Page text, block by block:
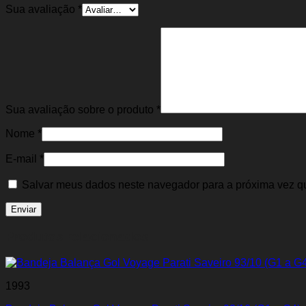
Sua avaliação *
Sua avaliação sobre o produto *
Nome *
E-mail *
Salvar meus dados neste navegador para a próxima vez
1993